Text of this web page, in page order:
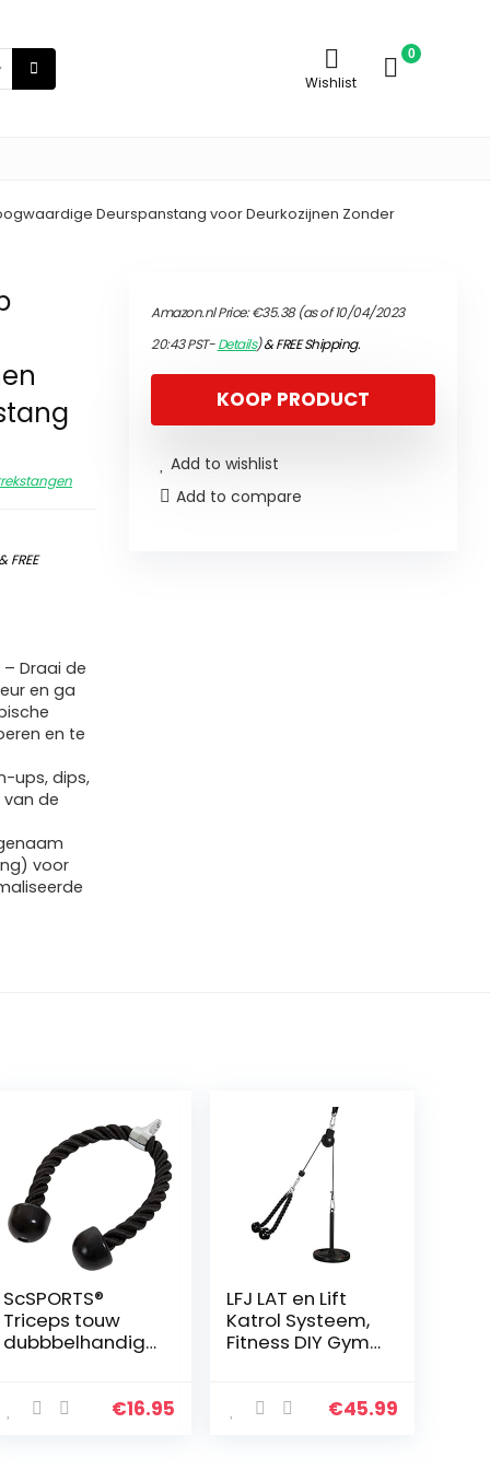
Wishlist
0
Deurspanstang voor Deurkozijnen Zonder
&FREE
– Draai de
en ga
en te
ups, dips,
van de
voor
Amazon.nl Price:€35.38(as of 10/04/2023
20:43 PST-Details)&FREE Shipping.
KOOP PRODUCT
Add to wishlist
Add to compare
ScSPORTS®
Triceps touw
dubbbelhandig,
uiteinden, 68 cm
€16.95
LFJ LAT en Lift
Katrol Systeem,
Fitness DIY Gym
Training
€45.99